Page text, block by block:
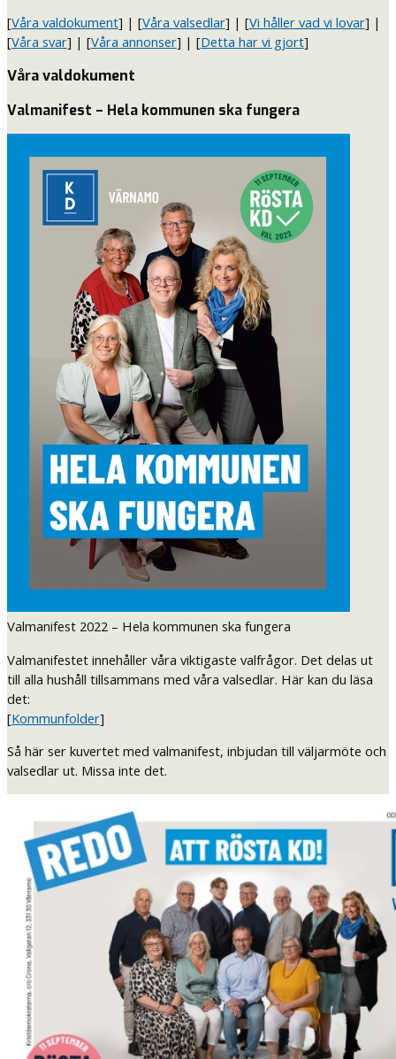
[Våra valdokument] | [Våra valsedlar] | [Vi håller vad vi lovar] |
[Våra svar] | [Våra annonser] | [Detta har vi gjort]
Våra valdokument
Valmanifest – Hela kommunen ska fungera
Valmanifest 2022 – Hela kommunen ska fungera
Valmanifestet innehåller våra viktigaste valfrågor. Det delas ut
till alla hushåll tillsammans med våra valsedlar. Här kan du läsa
det:
[Kommunfolder]
Så här ser kuvertet med valmanifest, inbjudan till väljarmöte och
valsedlar ut. Missa inte det.